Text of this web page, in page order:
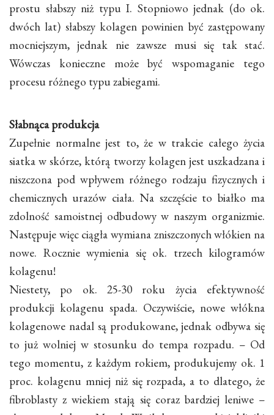
prostu słabszy niż typu I. Stopniowo jednak (do ok.
dwóch lat) słabszy kolagen powinien być zastępowany
mocniejszym, jednak nie zawsze musi się tak stać.
Wówczas konieczne może być wspomaganie tego
procesu różnego typu zabiegami.
Słabnąca produkcja
Zupełnie normalne jest to, że w trakcie całego życia
siatka w skórze, którą tworzy kolagen jest uszkadzana i
niszczona pod wpływem różnego rodzaju fizycznych i
chemicznych urazów ciała. Na szczęście to białko ma
zdolność samoistnej odbudowy w naszym organizmie.
Następuje więc ciągła wymiana zniszczonych włókien na
nowe. Rocznie wymienia się ok. trzech kilogramów
kolagenu!
Niestety, po ok. 25-30 roku życia efektywność
produkcji kolagenu spada. Oczywiście, nowe włókna
kolagenowe nadal są produkowane, jednak odbywa się
to już wolniej w stosunku do tempa rozpadu. – Od
tego momentu, z każdym rokiem, produkujemy ok. 1
proc. kolagenu mniej niż się rozpada, a to dlatego, że
fibroblasty z wiekiem stają się coraz bardziej leniwe –